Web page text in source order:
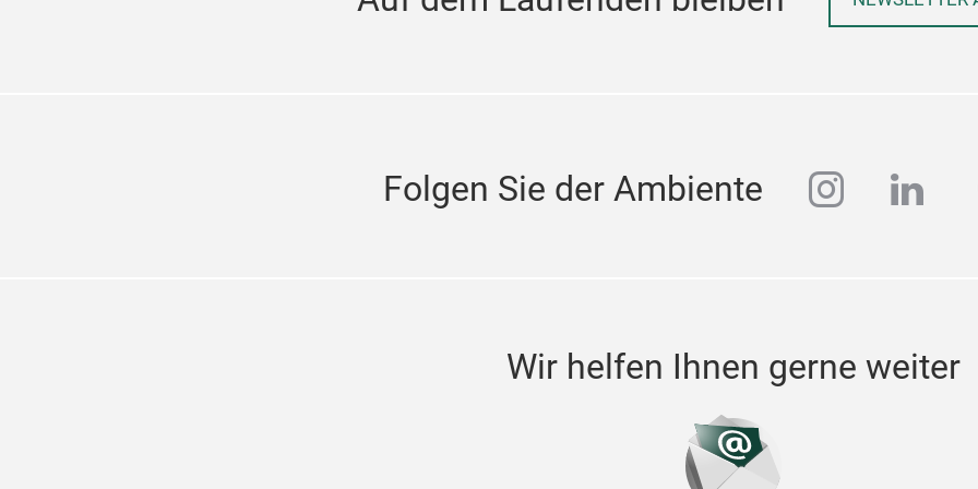
Folgen Sie der Ambiente
Wir helfen Ihnen gerne weiter